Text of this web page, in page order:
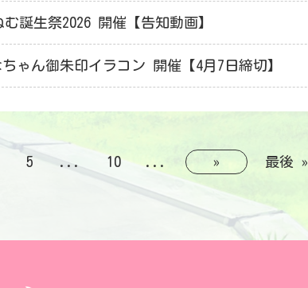
む誕生祭2026 開催【告知動画】
ゃん御朱印イラコン 開催【4月7日締切】
5 ... 10 ... » 最後 »